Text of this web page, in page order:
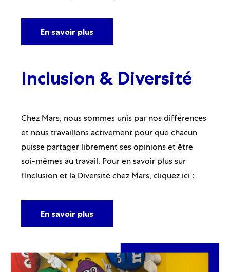
En savoir plus
Inclusion & Diversité
Chez Mars, nous sommes unis par nos différences
et nous travaillons activement pour que chacun
puisse partager librement ses opinions et être
soi-mêmes au travail. Pour en savoir plus sur
l'Inclusion et la Diversité chez Mars, cliquez ici :
En savoir plus